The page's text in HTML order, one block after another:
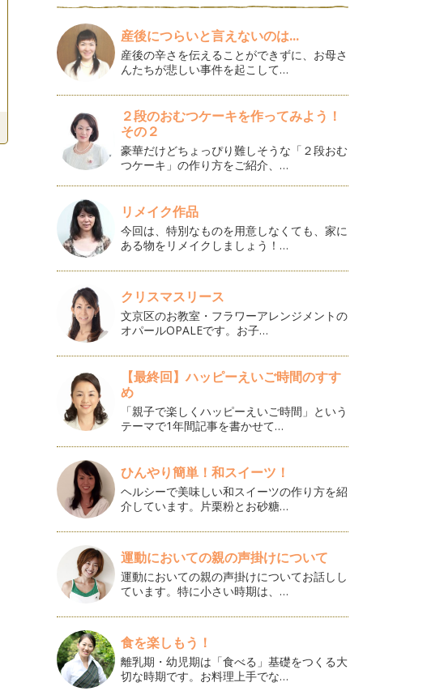
産後につらいと言えないのは...
産後の辛さを伝えることができずに、お母さ
んたちが悲しい事件を起こして…
２段のおむつケーキを作ってみよう！
その２
豪華だけどちょっぴり難しそうな「２段おむ
つケーキ」の作り方をご紹介、…
リメイク作品
今回は、特別なものを用意しなくても、家に
ある物をリメイクしましょう！…
クリスマスリース
文京区のお教室・フラワーアレンジメントの
オパールOPALEです。お子…
【最終回】ハッピーえいご時間のすす
め
「親子で楽しくハッピーえいご時間」という
テーマで1年間記事を書かせて…
ひんやり簡単！和スイーツ！
ヘルシーで美味しい和スイーツの作り方を紹
介しています。片栗粉とお砂糖…
運動においての親の声掛けについて
運動においての親の声掛けについてお話しし
ています。特に小さい時期は、…
食を楽しもう！
離乳期・幼児期は「食べる」基礎をつくる大
切な時期です。お料理上手でな…